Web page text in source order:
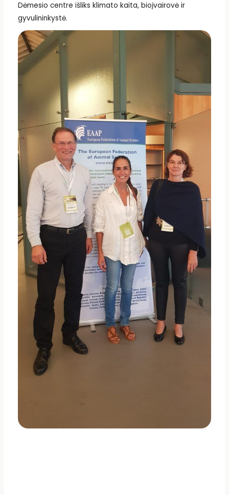
Dėmesio centre išliks klimato kaita, bioįvairovė ir
gyvulininkystė.